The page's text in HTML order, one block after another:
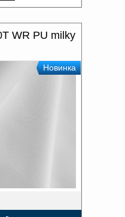
WR PU milky
Новинка